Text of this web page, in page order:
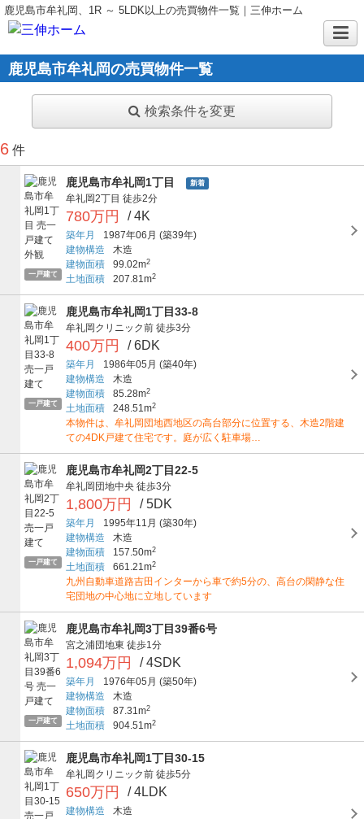
鹿児島市牟礼岡、1R ～ 5LDK以上の売買物件一覧｜三伸ホーム
鹿児島市牟礼岡の売買物件一覧
検索条件を変更
6 件
一戸建て
鹿児島市牟礼岡1丁目 新着
牟礼岡2丁目 徒歩2分
780万円 / 4K
築年月 1987年06月 (築39年)
建物構造
木造
建物面積
99.02m2
土地面積 207.81m2
一戸建て
鹿児島市牟礼岡1丁目33-8
牟礼岡クリニック前 徒歩3分
400万円 / 6DK
築年月 1986年05月 (築40年)
建物構造
木造
建物面積
85.28m2
土地面積 248.51m2
本物件は、牟礼岡団地西地区の高台部分に位置する、木造2階建
ての4DK戸建て住宅です。庭が広く駐車場…
一戸建て
鹿児島市牟礼岡2丁目22-5
牟礼岡団地中央 徒歩3分
1,800万円 / 5DK
築年月 1995年11月 (築30年)
建物構造
木造
建物面積
157.50m2
土地面積 661.21m2
九州自動車道路吉田インターから車で約5分の、高台の閑静な住
宅団地の中心地に立地しています
一戸建て
鹿児島市牟礼岡3丁目39番6号
宮之浦団地東 徒歩1分
1,094万円 / 4SDK
築年月 1976年05月 (築50年)
建物構造
木造
建物面積
87.31m2
土地面積 904.51m2
鹿児島市牟礼岡1丁目30-15
牟礼岡クリニック前 徒歩5分
650万円 / 4LDK
建物構造
木造